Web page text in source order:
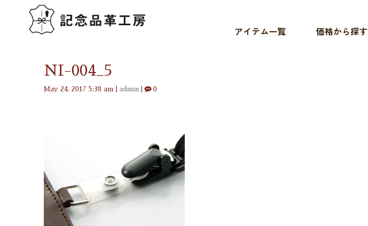
アイテム一覧 価格から探す
NI-004_5
May 24, 2017 5:38 am admin 0